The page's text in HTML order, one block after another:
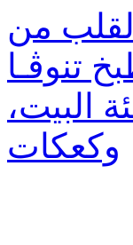
من
تنوﭬـا
البيت،
وكعكات